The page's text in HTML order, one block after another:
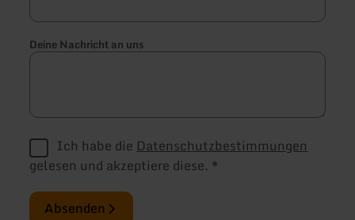
Deine Nachricht an uns
Ich habe dieDatenschutzbestimmungen
gelesen und akzeptiere diese. *
Absenden